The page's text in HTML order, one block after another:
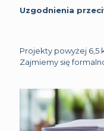
Uzgodnienia
Projekty powyżej 6,5
Zajmiemy się